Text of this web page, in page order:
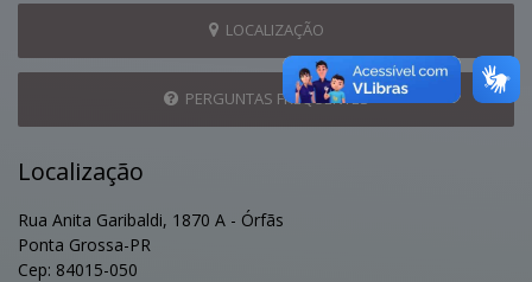
LOCALIZAÇÃO
PERGUNTAS FREQUENTES
Localização
Rua Anita Garibaldi, 1870 A - Órfãs
Ponta Grossa-PR
Cep: 84015-050